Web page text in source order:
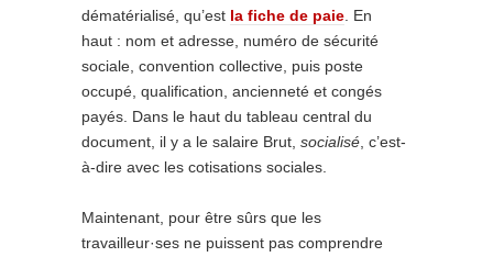
dématérialisé, qu’est la fiche de paie . En
haut : nom et adresse, numéro de sécurité
sociale, convention collective, puis poste
occupé, qualification, ancienneté et congés
payés. Dans le haut du tableau central du
document, il y a le salaire Brut, socialisé , c’est-
à-dire avec les cotisations sociales.
Maintenant, pour être sûrs que les
travailleur·ses ne puissent pas comprendre